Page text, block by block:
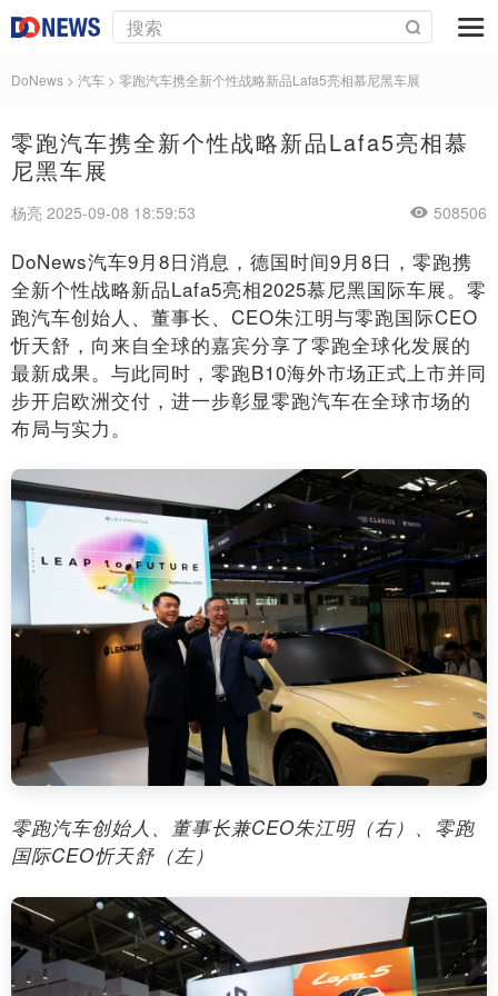
DoNews > 汽车 > 零跑汽车携全新个性战略新品Lafa5亮相慕尼黑车展
零跑汽车携全新个性战略新品Lafa5亮相慕
尼黑车展
杨亮 2025-09-08 18:59:53 508506
DoNews汽车9月8日消息，德国时间9月8日，零跑携
全新个性战略新品Lafa5亮相2025慕尼黑国际车展。零
跑汽车创始人、董事长、CEO朱江明与零跑国际CEO
忻天舒，向来自全球的嘉宾分享了零跑全球化发展的
最新成果。与此同时，零跑B10海外市场正式上市并同
步开启欧洲交付，进一步彰显零跑汽车在全球市场的
布局与实力。
零跑汽车创始人、董事长兼CEO朱江明（右）、零跑
国际CEO忻天舒（左）